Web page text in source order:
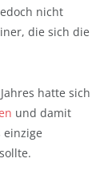
nicht
die sich die
hatte sich
und damit